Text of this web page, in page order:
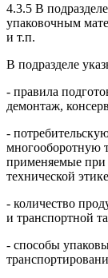
4.3.5 В
упаковочным
и т.п.
В подразделе
- правила
демонтаж,
-
многооборотную
применяемые при
технической
- количество
и транспортной
- способы